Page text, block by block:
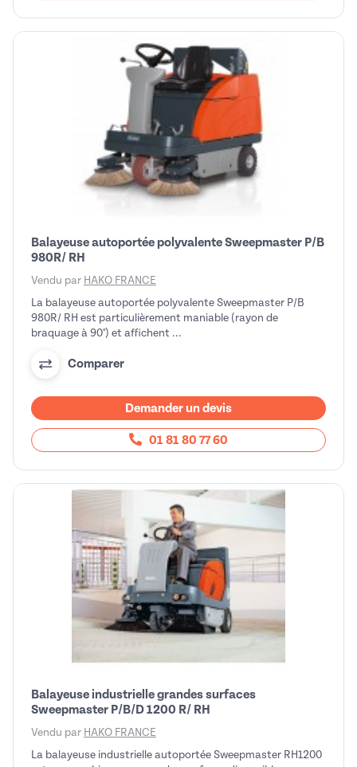
Balayeuse autoportée polyvalente Sweepmaster P/B
980R/ RH
Vendu par HAKO FRANCE
La balayeuse autoportée polyvalente Sweepmaster P/B
980R/ RH est particulièrement maniable (rayon de
braquage à 90°) et affichent ...
Comparer
Demander un devis
01 81 80 77 60
Balayeuse industrielle grandes surfaces
Sweepmaster P/B/D 1200 R/ RH
Vendu par HAKO FRANCE
La balayeuse industrielle autoportée Sweepmaster RH1200